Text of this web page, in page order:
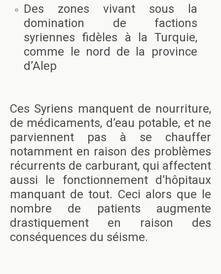
Des zones vivant sous la
domination de factions
syriennes fidèles à la Turquie,
comme le nord de la province
d’Alep
Ces Syriens manquent de nourriture,
de médicaments, d’eau potable, et ne
parviennent pas à se chauffer
notamment en raison des problèmes
récurrents de carburant, qui affectent
aussi le fonctionnement d’hôpitaux
manquant de tout. Ceci alors que le
nombre de patients augmente
drastiquement en raison des
conséquences du séisme.